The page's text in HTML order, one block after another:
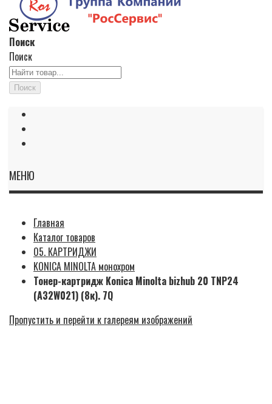
Поиск
Поиск
Поиск
МЕНЮ
Главная
Каталог товаров
05. КАРТРИДЖИ
KONICA MINOLTA монохром
Тонер-картридж Konica Minolta bizhub 20 TNP24
(A32W021) (8к). 7Q
Пропустить и перейти к галереям изображений